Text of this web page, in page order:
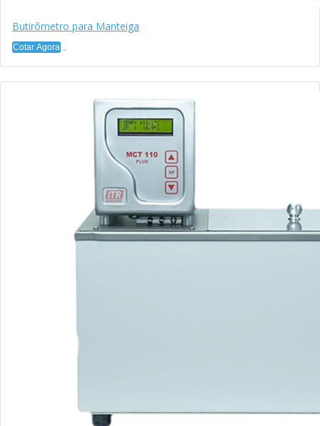
Butirômetro para Manteiga
Cotar Agora